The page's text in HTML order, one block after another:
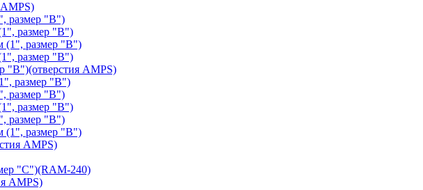
размер "B")
размер "B")
(1", размер "B")
размер "B")
"B")(отверстия AMPS)
размер "B")
размер "B")
размер "B")
размер "B")
(1", размер "B")
AMPS)
"C")(RAM-240)
AMPS)